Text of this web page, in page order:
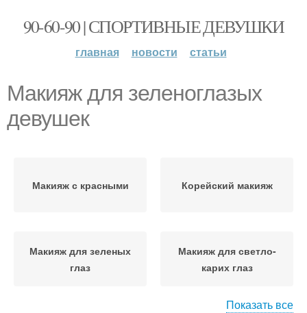
90-60-90 | СПОРТИВНЫЕ ДЕВУШКИ
главная новости статьи
Макияж для зеленоглазых
девушек
Макияж с красными Корейский макияж
Макияж для зеленых
глаз
Макияж для светло-
карих глаз
Показать все